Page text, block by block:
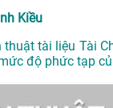
Kiều
tài liệu Tài
độ phức tạp